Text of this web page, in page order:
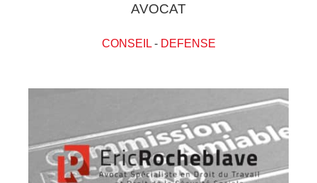
AVOCAT
CONSEIL- DEFENSE